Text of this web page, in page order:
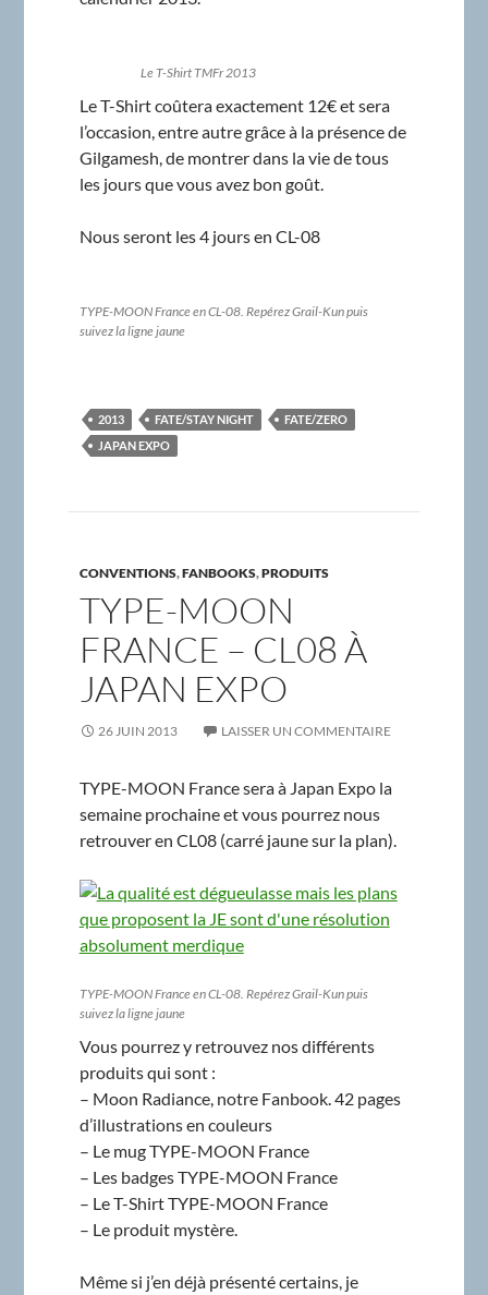
Le T-Shirt TMFr 2013
Le T-Shirt coûtera exactement 12€ et sera
l’occasion, entre autre grâce à la présence de
Gilgamesh, de montrer dans la vie de tous
les jours que vous avez bon goût.
Nous seront les 4 jours en CL-08
TYPE-MOON France en CL-08. Repérez Grail-Kun puis
suivez la ligne jaune
2013 FATE/STAY NIGHT
FATE/ZERO
JAPAN EXPO
CONVENTIONS,FANBOOKS,PRODUITS
TYPE-MOON
FRANCE – CL08 À
JAPAN EXPO
26 JUIN 2013 LAISSER UN COMMENTAIRE
TYPE-MOON France sera à Japan Expo la
semaine prochaine et vous pourrez nous
retrouver en CL08 (carré jaune sur la plan).
TYPE-MOON France en CL-08. Repérez Grail-Kun puis
suivez la ligne jaune
Vous pourrez y retrouvez nos différents
produits qui sont :
– Moon Radiance, notre Fanbook. 42 pages
d’illustrations en couleurs
– Le mug TYPE-MOON France
– Les badges TYPE-MOON France
– Le T-Shirt TYPE-MOON France
– Le produit mystère.
Même si j’en déjà présenté certains, je